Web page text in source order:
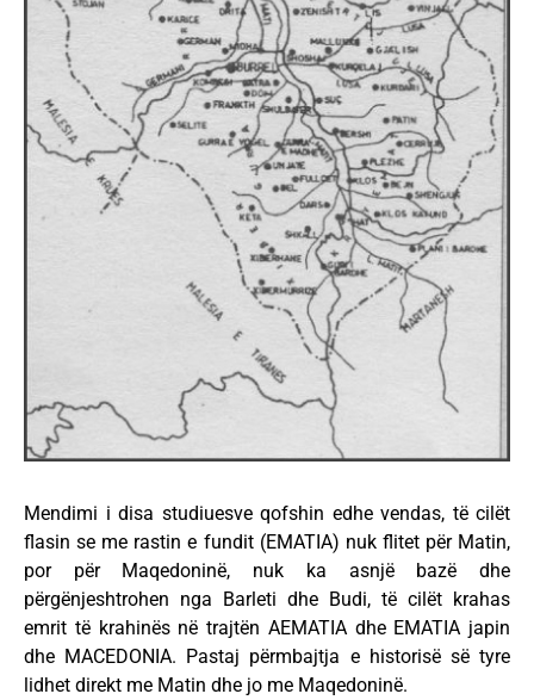
Mendimi i disa studiuesve qofshin edhe vendas, të cilët
flasin se me rastin e fundit (EMATIA) nuk flitet për Matin,
por për Maqedoninë, nuk ka asnjë bazë dhe
përgënjeshtrohen nga Barleti dhe Budi, të cilët krahas
emrit të krahinës në trajtën AEMATIA dhe EMATIA japin
dhe MACEDONIA. Pastaj përmbajtja e historisë së tyre
lidhet direkt me Matin dhe jo me Maqedoninë.